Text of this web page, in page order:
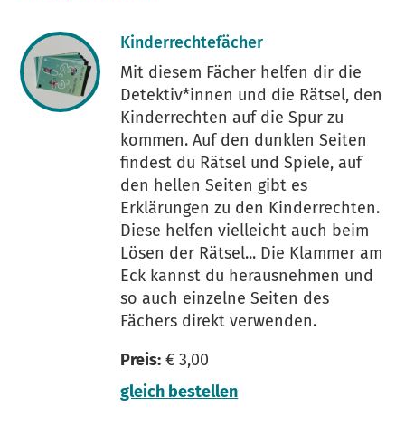
Kinderrechtefächer
Mit diesem Fächer helfen dir die
Detektiv*innen und die Rätsel, den
Kinderrechten auf die Spur zu
kommen. Auf den dunklen Seiten
findest du Rätsel und Spiele, auf
den hellen Seiten gibt es
Erklärungen zu den Kinderrechten.
Diese helfen vielleicht auch beim
Lösen der Rätsel... Die Klammer am
Eck kannst du herausnehmen und
so auch einzelne Seiten des
Fächers direkt verwenden.
Preis: € 3,00
gleich bestellen